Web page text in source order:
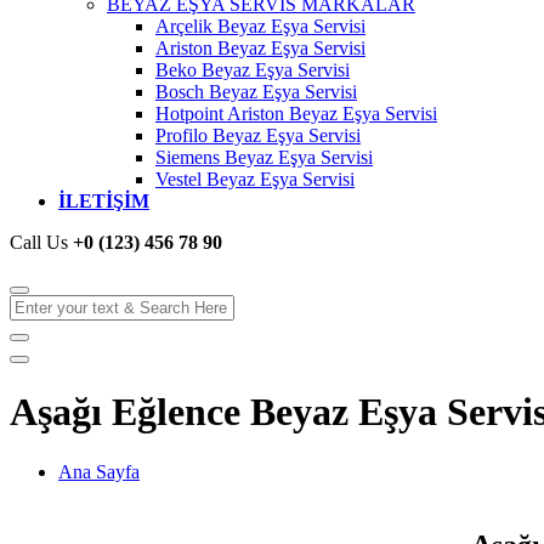
BEYAZ EŞYA SERVİS MARKALAR
Arçelik Beyaz Eşya Servisi
Ariston Beyaz Eşya Servisi
Beko Beyaz Eşya Servisi
Bosch Beyaz Eşya Servisi
Hotpoint Ariston Beyaz Eşya Servisi
Profilo Beyaz Eşya Servisi
Siemens Beyaz Eşya Servisi
Vestel Beyaz Eşya Servisi
İLETİŞİM
Call Us +0 (123) 456 78 90
Aşağı Eğlence Beyaz Eşya
Ana Sayfa